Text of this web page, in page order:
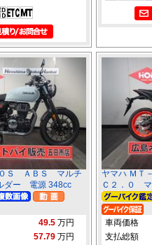
０Ｓ ＡＢＳ マルチ
ダー 電源 348cc
49.5 万円
57.79 万円
ヤマハ ＭＴ
Ｃ２．０
車両価格
支払総額